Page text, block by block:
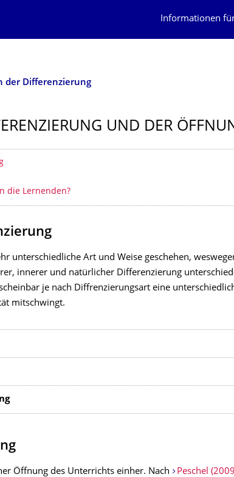
Informationen
der Differenzierung
UND DER
die Lernenden?
unterschiedliche Art und Weise geschehen,
innerer und natürlicher Differenzierung
je nach Diffrenzierungsart eine
mitschwingt.
Öffnung des Unterrichts einher. Nach Peschel (2009